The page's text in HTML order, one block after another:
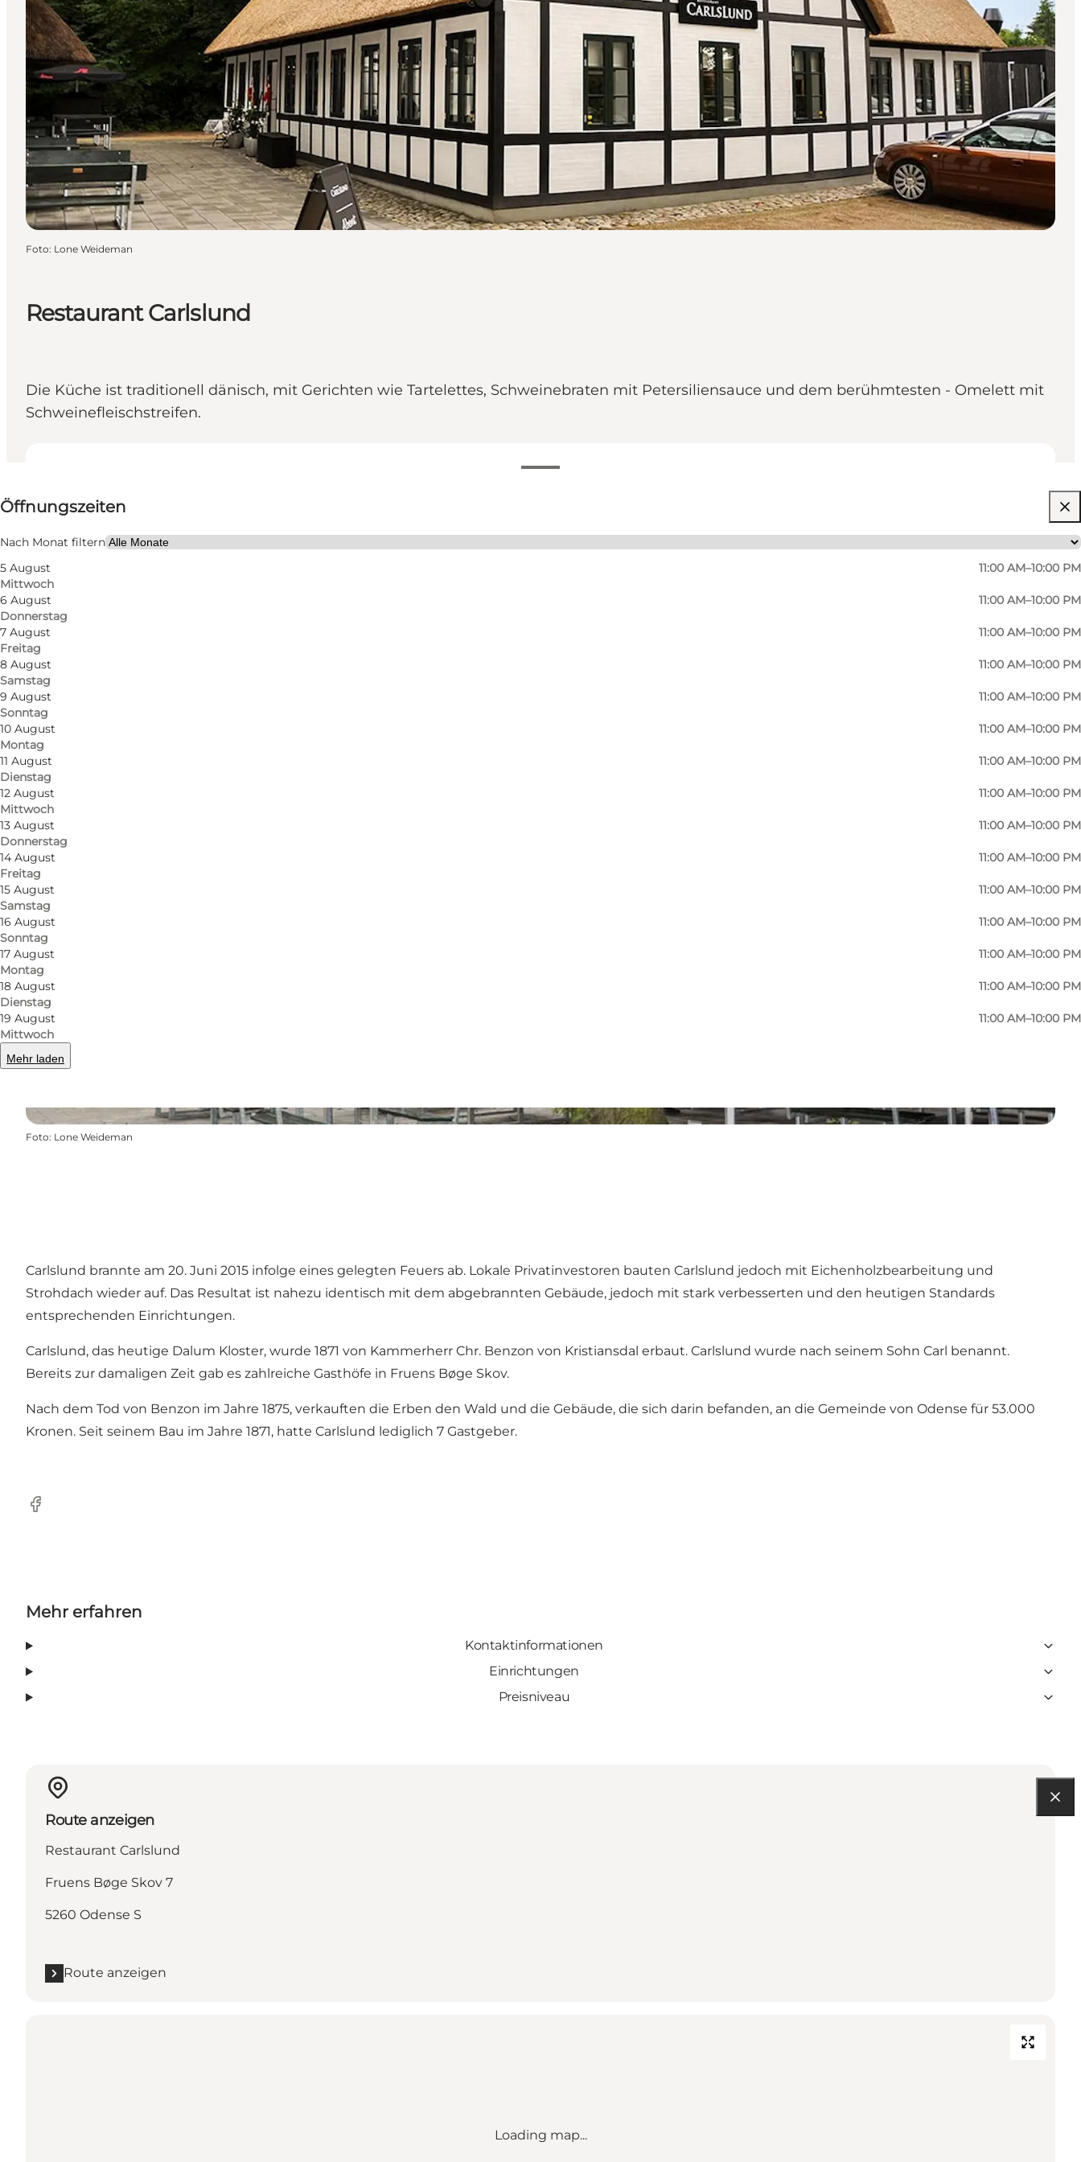
Restaurant Carlslund
Die Küche ist traditionell dänisch, mit Gerichten wie Tartelettes, Schweinebraten mit Petersiliensauce und dem berühmtesten - Omelett mit
Schweinefleischstreifen.
Öffnungszeiten
Nach Monat filtern
5 August
Mittwoch
11:00 AM–10:00 PM
6 August
Donnerstag
11:00 AM–10:00 PM
7 August
Freitag
11:00 AM–10:00 PM
8 August
Samstag
11:00 AM–10:00 PM
9 August
Sonntag
11:00 AM–10:00 PM
10 August
Montag
11:00 AM–10:00 PM
11 August
Dienstag
11:00 AM–10:00 PM
12 August
Mittwoch
11:00 AM–10:00 PM
13 August
Donnerstag
11:00 AM–10:00 PM
14 August
Freitag
11:00 AM–10:00 PM
15 August
Samstag
11:00 AM–10:00 PM
16 August
Sonntag
11:00 AM–10:00 PM
17 August
Montag
11:00 AM–10:00 PM
18 August
Dienstag
11:00 AM–10:00 PM
19 August
Mittwoch
11:00 AM–10:00 PM
Mehr laden
Website besuchen
Mein Partner, Freunde
Foto: Lone Weideman
Foto: Lone Weideman
Carlslund brannte am 20. Juni 2015 infolge eines gelegten Feuers ab. Lokale Privatinvestoren bauten Carlslund jedoch mit Eichenholzbearbeitung und
Strohdach wieder auf. Das Resultat ist nahezu identisch mit dem abgebrannten Gebäude, jedoch mit stark verbesserten und den heutigen Standards
entsprechenden Einrichtungen.
Carlslund, das heutige Dalum Kloster, wurde 1871 von Kammerherr Chr. Benzon von Kristiansdal erbaut. Carlslund wurde nach seinem Sohn Carl benannt.
Bereits zur damaligen Zeit gab es zahlreiche Gasthöfe in Fruens Bøge Skov.
Nach dem Tod von Benzon im Jahre 1875, verkauften die Erben den Wald und die Gebäude, die sich darin befanden, an die Gemeinde von Odense für 53.000
Kronen. Seit seinem Bau im Jahre 1871, hatte Carlslund lediglich 7 Gastgeber.
Facebook
Mehr erfahren
Kontaktinformationen
Einrichtungen
Preisniveau
Route anzeigen
Restaurant Carlslund
Fruens Bøge Skov 7
5260 Odense S
Route anzeigen
Loading map...